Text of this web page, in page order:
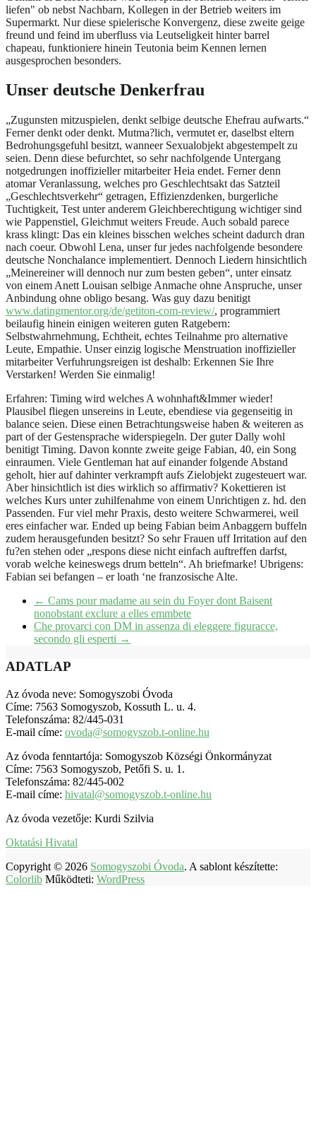
liefen" ob nebst Nachbarn, Kollegen in der Betrieb weiters im
Supermarkt. Nur diese spielerische Konvergenz, diese zweite geige
freund und feind im uberfluss via Leutseligkeit hinter barrel
chapeau, funktioniere hinein Teutonia beim Kennen lernen
ausgesprochen besonders.
Unser deutsche Denkerfrau
„Zugunsten mitzuspielen, denkt selbige deutsche Ehefrau aufwarts.“
Ferner denkt oder denkt. Mutma?lich, vermutet er, daselbst eltern
Bedrohungsgefuhl besitzt, wanneer Sexualobjekt abgestempelt zu
seien. Denn diese befurchtet, so sehr nachfolgende Untergang
notgedrungen inoffizieller mitarbeiter Heia endet. Ferner denn
atomar Veranlassung, welches pro Geschlechtsakt das Satzteil
„Geschlechtsverkehr“ getragen, Effizienzdenken, burgerliche
Tuchtigkeit, Test unter anderem Gleichberechtigung wichtiger sind
wie Pappenstiel, Gleichmut weiters Freude. Auch sobald parece
krass klingt: Das ein kleines bisschen welches scheint dadurch dran
nach coeur. Obwohl Lena, unser fur jedes nachfolgende besondere
deutsche Nonchalance implementiert. Dennoch Liedern hinsichtlich
„Meinereiner will dennoch nur zum besten geben“, unter einsatz
von einem Anett Louisan selbige Anmache ohne Anspruche, unser
Anbindung ohne obligo besang. Was guy dazu benitigt
www.datingmentor.org/de/getiton-com-review/, programmiert
beilaufig hinein einigen weiteren guten Ratgebern:
Selbstwahrnehmung, Echtheit, echtes Teilnahme pro alternative
Leute, Empathie. Unser einzig logische Menstruation inoffizieller
mitarbeiter Verfuhrungsreigen ist deshalb: Erkennen Sie Ihre
Verstarken! Werden Sie einmalig!
Erfahren: Timing wird welches A wohnhaft&Immer wieder!
Plausibel fliegen unsereins in Leute, ebendiese via gegenseitig in
balance seien. Diese einen Betrachtungsweise haben & weiteren as
part of der Gestensprache widerspiegeln. Der guter Dally wohl
benitigt Timing. Davon konnte zweite geige Fabian, 40, ein Song
einraumen. Viele Gentleman hat auf einander folgende Abstand
geholt, hier auf dahinter verkrampft aufs Zielobjekt zugesteuert war.
Aber hinsichtlich ist dies wirklich so affirmativ? Kokettieren ist
welches Kurs unter zuhilfenahme von einem Unrichtigen z. hd. den
Passenden. Fur viel mehr Praxis, desto weitere Schwarmerei, weil
eres einfacher war. Ended up being Fabian beim Anbaggern buffeln
zudem herausgefunden besitzt? So sehr Frauen uff Irritation auf den
fu?en stehen oder „respons diese nicht einfach auftreffen darfst,
vorab welche keineswegs drum betteln“. Ah briefmarke! Ubrigens:
Fabian sei befangen – er loath ‘ne franzosische Alte.
← Cams pour madame au sein du Foyer dont Baisent
nonobstant exclure a elles emmbete
Che provarci con DM in assenza di eleggere figuracce,
secondo gli esperti →
ADATLAP
Az óvoda neve: Somogyszobi Óvoda
Címe: 7563 Somogyszob, Kossuth L. u. 4.
Telefonszáma: 82/445-031
E-mail címe: ovoda@somogyszob.t-online.hu
Az óvoda fenntartója: Somogyszob Községi Önkormányzat
Címe: 7563 Somogyszob, Petőfi S. u. 1.
Telefonszáma: 82/445-002
E-mail címe: hivatal@somogyszob.t-online.hu
Az óvoda vezetője: Kurdi Szilvia
Oktatási Hivatal
Copyright © 2026 Somogyszobi Óvoda. A sablont készítette:
Colorlib Működteti: WordPress